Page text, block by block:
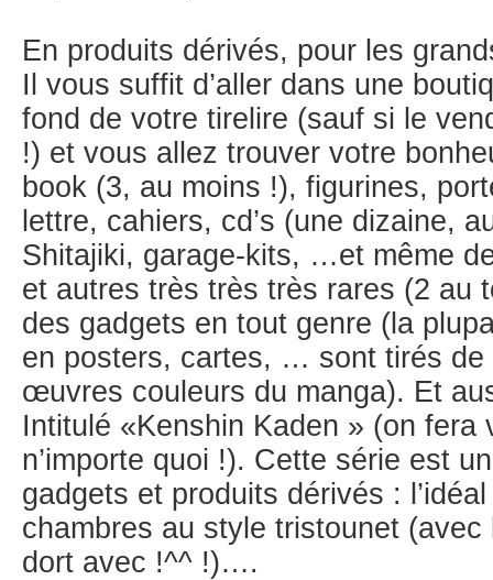
En produits dérivés, pour les
Il vous suffit d’aller dans une
fond de votre tirelire (sauf si le
!) et vous allez trouver votre
book (3, au moins !), figurines,
lettre, cahiers, cd’s (une dizaine,
Shitajiki, garage-kits, …et même
et autres très très très rares (2 au
des gadgets en tout genre (la
en posters, cartes, … sont tirés de
œuvres couleurs du manga). Et
Intitulé «Kenshin Kaden » (on fera
n’importe quoi !). Cette série est
gadgets et produits dérivés :
chambres au style tristounet (avec
dort avec !^^ !)….